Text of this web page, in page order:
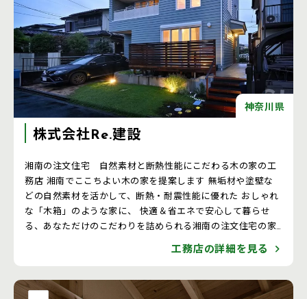
神奈川県
株式会社Re.建設
湘南の注文住宅 自然素材と断熱性能にこだわる木の家の工
務店 湘南でここちよい木の家を提案します 無垢材や塗壁な
どの自然素材を活かして、断熱・耐震性能に優れた おしゃれ
な「木箱」のような家に、 快適＆省エネで安心して暮らせ
る、あなただけのこだわりを詰められる湘南の注文住宅の家
工務店の詳細を見る